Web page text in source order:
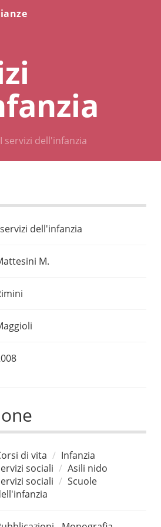
I servizi dell'infanzia
dell'infanzia
M.
di vita
Infanzia
sociali
Asili nido
sociali
Scuole